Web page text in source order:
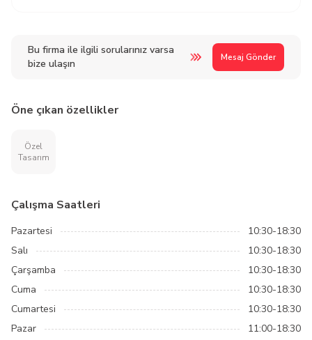
Bu firma ile ilgili sorularınız varsa
bize ulaşın
Mesaj Gönder
Öne çıkan özellikler
Özel
Tasarım
Çalışma Saatleri
Pazartesi
10:30-18:30
Salı
10:30-18:30
Çarşamba
10:30-18:30
Cuma
10:30-18:30
Cumartesi
10:30-18:30
Pazar
11:00-18:30